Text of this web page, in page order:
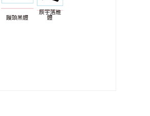
饅頭黑體
辰宇落雁
體